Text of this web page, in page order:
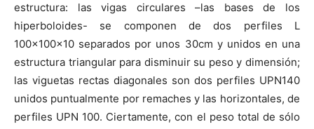
estructura: las vigas circulares –las bases de los
hiperboloides- se componen de dos perfiles L
100x100x10 separados por unos 30cm y unidos en una
estructura triangular para disminuir su peso y dimensión;
las viguetas rectas diagonales son dos perfiles UPN140
unidos puntualmente por remaches y las horizontales, de
perfiles UPN 100. Ciertamente, con el peso total de sólo